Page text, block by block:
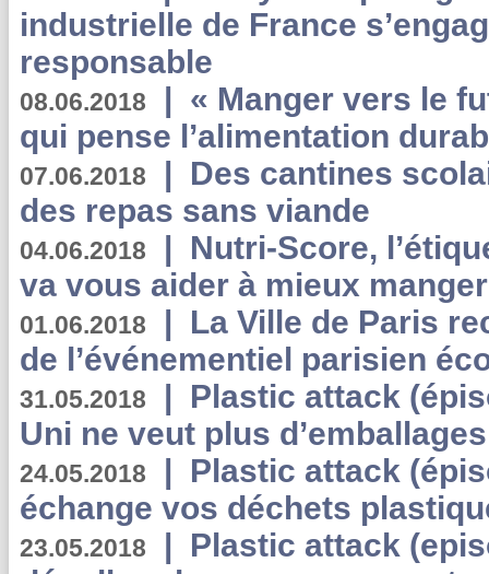
industrielle de France
responsable
08.06.2018 | « Manger vers le
qui pense l’alimentation
07.06.2018 | Des cantines
des repas sans viande
04.06.2018 | Nutri-Score,
va vous aider à mieux
01.06.2018 | La Ville de Paris
de l’événementiel parisien
31.05.2018 | Plastic attack
Uni ne veut plus
24.05.2018 | Plastic attack
échange vos déchets
23.05.2018 | Plastic attack